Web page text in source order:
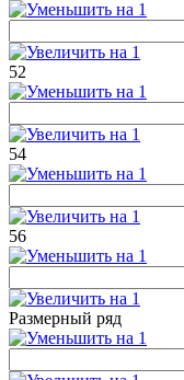
52
54
56
Размерный ряд